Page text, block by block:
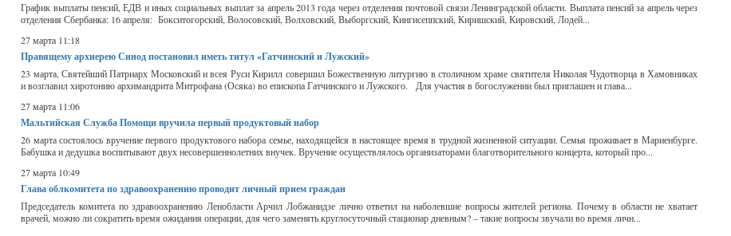
График выплаты пенсий, ЕДВ и иных социальных выплат за апрель 2013 года через отделения почтовой связи Ленинградской области. Выплата пенсий за апрель через
отделения Сбербанка: 16 апреля: Бокситогорский, Волосовский, Волховский, Выборгский, Кингисеппский, Киришский, Кировский, Лодей...
27 марта 11:18
Правящему архиерею Синод постановил иметь титул «Гатчинский и Лужский»
23 марта, Святейший Патриарх Московский и всея Руси Кирилл совершил Божественную литургию в столичном храме святителя Николая Чудотворца в Хамовниках
и возглавил хиротонию архимандрита Митрофана (Осяка) во епископа Гатчинского и Лужского. Для участия в богослужении был приглашен и глава...
27 марта 11:06
Мальтийская Служба Помощи вручила первый продуктовый набор
26 марта состоялось вручение первого продуктового набора семье, находящейся в настоящее время в трудной жизненной ситуации. Семья проживает в Мариенбурге.
Бабушка и дедушка воспитывают двух несовершеннолетних внучек. Вручение осуществлялось организаторами благотворительного концерта, который про...
27 марта 10:49
Глава облкомитета по здравоохранению проводит личный прием граждан
Председатель комитета по здравоохранению Ленобласти Арчил Лобжанидзе лично ответил на наболевшие вопросы жителей региона. Почему в области не хватает
врачей, можно ли сократить время ожидания операции, для чего заменять круглосуточный стационар дневным? – такие вопросы звучали во время личн...